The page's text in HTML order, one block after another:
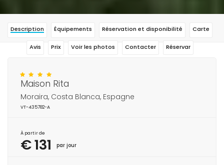
Description Équipements Réservation et disponibilité Carte
Avis Prix Voir les photos Contacter Réservar
Maison Rita
Moraira, Costa Blanca, Espagne
VT-435782-A
À partir de
€ 131 par jour